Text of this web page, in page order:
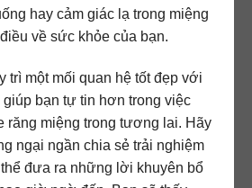
hay cảm giác lạ trong miệng
về sức khỏe của bạn.
trì một mối quan hệ tốt đẹp với
giúp bạn tự tin hơn trong việc
răng miệng trong tương lai. Hãy
ngại ngần chia sẻ trải nghiệm
đưa ra những lời khuyên bổ